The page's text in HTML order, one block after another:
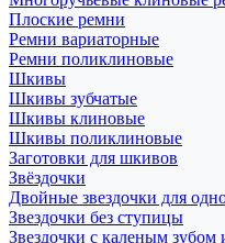
Плоские ремни
Ремни вариаторные
Ремни поликлиновые
Шкивы
Шкивы зубчатые
Шкивы клиновые
Шкивы поликлиновые
Заготовки для шкивов
Звёздочки
Двойные звездочки для
Звездочки без ступицы
Звездочки с каленым зубом